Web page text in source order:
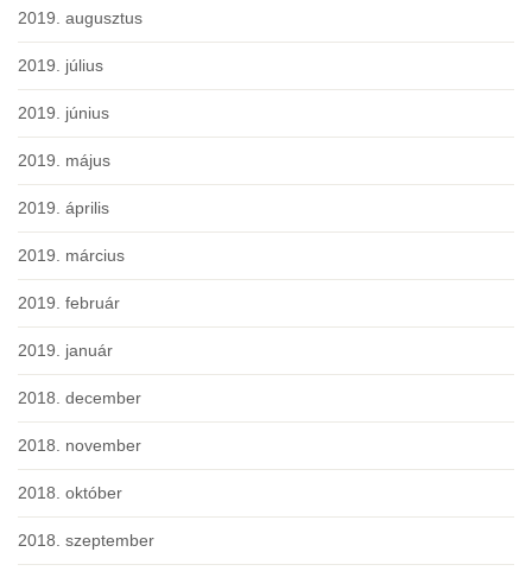
2019. augusztus
2019. július
2019. június
2019. május
2019. április
2019. március
2019. február
2019. január
2018. december
2018. november
2018. október
2018. szeptember